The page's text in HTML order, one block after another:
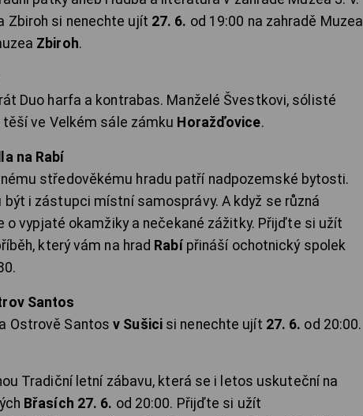
Zbiroh si nenechte ujít 27. 6. od 19:00 na zahradě Muzea
Zbiroh.
Duo harfa a kontrabas. Manželé Švestkovi, sólisté
těší ve Velkém sále zámku Horažďovice.
na Rabí
středověkému hradu patří nadpozemské bytosti.
i zástupci místní samosprávy. A když se různá
o vypjaté okamžiky a nečekané zážitky. Přijďte si užít
který vám na hrad Rabípřináší ochotnický spolek
Santos
Ostrově Santosv Sušicisi nenechte ujít 27. 6. od 20:00.
Tradiční letní zábavu, která se i letos uskuteční na
Břasích 27. 6. od 20:00. Přijďte si užít